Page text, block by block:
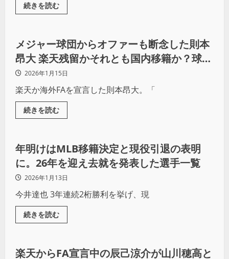
続きを読む
野球
メジャー球団からオファーも断念した則本
昂大 楽天残留かそれとも国内移籍か？球界
OBは「セ・リーグに行っても」と、あの
チームを“推薦”
2026年1月15日
楽天か海外FAを宣言した則本昂大。「
続きを読む
野球
年明けはMLB移籍決定と現役引退の表明
に。26年を迎え去就を発表した選手一覧
2026年1月13日
今井達也 3年連続2桁勝利を挙げ、現
続きを読む
野球
楽天からFA宣言中の辰己涼介が山川穂高と